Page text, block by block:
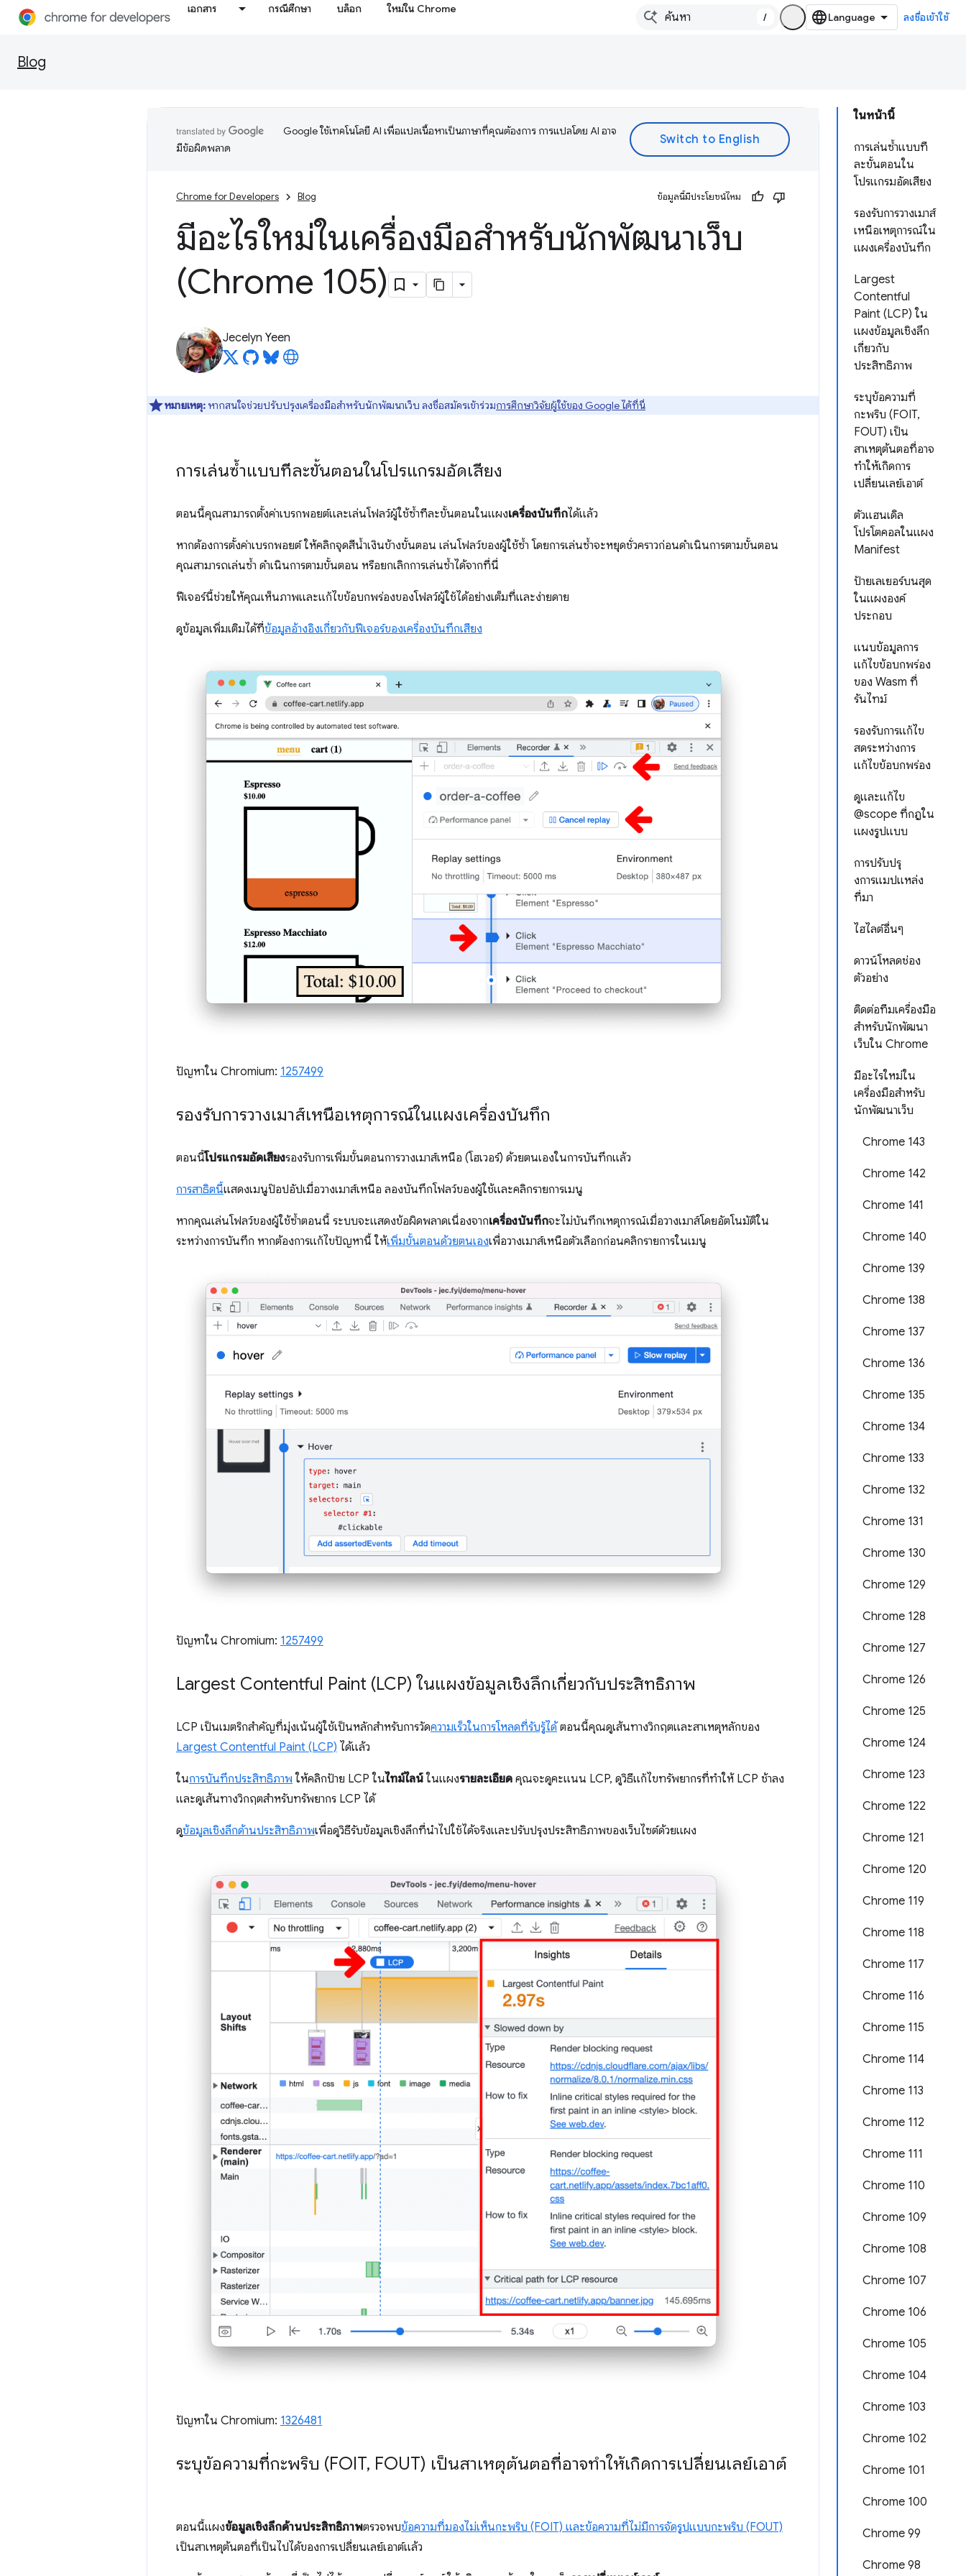
เอกสาร กรณีศึกษา บล็อก ใหม่ใน Chrome
/ ลงชื่อเข้าใช้
Blog
ในหน้านี้
การเล่นซ้ำแบบที
ละขั้นตอนใน
โปรแกรมอัดเสียง
รองรับการวางเมาส์
เหนือเหตุการณ์ใน
แผงเครื่องบันทึก
Largest
Contentful
Paint (LCP) ใน
แผงข้อมูลเชิงลึก
เกี่ยวกับ
ประสิทธิภาพ
ระบุข้อความที่
กะพริบ (FOIT,
FOUT) เป็น
สาเหตุต้นตอที่อาจ
ทำให้เกิดการ
เปลี่ยนเลย์เอาต์
ตัวแฮนเดิล
โปรโตคอลในแผง
Manifest
ป้ายเลเยอร์บนสุด
ในแผงองค์
ประกอบ
แนบข้อมูลการ
แก้ไขข้อบกพร่อง
ของ Wasm ที่
รันไทม์
รองรับการแก้ไข
สดระหว่างการ
แก้ไขข้อบกพร่อง
ดูและแก้ไข
@scope ที่กฎใน
แผงรูปแบบ
การปรับปรุ
งการแมปแหล่ง
ที่มา
ไฮไลต์อื่นๆ
ดาวน์โหลดช่อง
ตัวอย่าง
ติดต่อทีมเครื่องมือ
สำหรับนักพัฒนา
เว็บใน Chrome
มีอะไรใหม่ใน
เครื่องมือสำหรับ
นักพัฒนาเว็บ
Chrome 143
Chrome 142
Chrome 141
Chrome 140
Chrome 139
Chrome 138
Chrome 137
Chrome 136
Chrome 135
Chrome 134
Chrome 133
Chrome 132
Chrome 131
Chrome 130
Chrome 129
Chrome 128
Chrome 127
Chrome 126
Chrome 125
Chrome 124
Chrome 123
Chrome 122
Chrome 121
Chrome 120
Chrome 119
Chrome 118
Chrome 117
Chrome 116
Chrome 115
Chrome 114
Chrome 113
Chrome 112
Chrome 111
Chrome 110
Chrome 109
Chrome 108
Chrome 107
Chrome 106
Chrome 105
Chrome 104
Chrome 103
Chrome 102
Chrome 101
Chrome 100
Chrome 99
Chrome 98
Google ใช้เทคโนโลยี AI เพื่อแปลเนื้อหาเป็นภาษาที่คุณต้องการ การแปลโดย AI อาจ
มีข้อผิดพลาด
Chrome for Developers Blog ข้อมูลนี้มีประโยชน์ไหม
มีอะไรใหม่ในเครื่องมือสำหรับนักพัฒนาเว็บ
(Chrome 105)
Jecelyn Yeen
หมายเหตุ: หากสนใจช่วยปรับปรุงเครื่องมือสำหรับนักพัฒนาเว็บ ลงชื่อสมัครเข้าร่วมการศึกษาวิจัยผู้ใช้ของ Google ได้ที่นี่
การเล่นซ้ำแบบทีละขั้นตอนในโปรแกรมอัดเสียง
ตอนนี้คุณสามารถตั้งค่าเบรกพอยต์และเล่นโฟลว์ผู้ใช้ซ้ำทีละขั้นตอนในแผงเครื่องบันทึกได้แล้ว
หากต้องการตั้งค่าเบรกพอยต์ ให้คลิกจุดสีน้ำเงินข้างขั้นตอน เล่นโฟลว์ของผู้ใช้ซ้ำ โดยการเล่นซ้ำจะหยุดชั่วคราวก่อนดำเนินการตามขั้นตอน
คุณสามารถเล่นซ้ำ ดำเนินการตามขั้นตอน หรือยกเลิกการเล่นซ้ำได้จากที่นี่
ฟีเจอร์นี้ช่วยให้คุณเห็นภาพและแก้ไขข้อบกพร่องของโฟลว์ผู้ใช้ได้อย่างเต็มที่และง่ายดาย
ดูข้อมูลเพิ่มเติมได้ที่ข้อมูลอ้างอิงเกี่ยวกับฟีเจอร์ของเครื่องบันทึกเสียง
ปัญหาใน Chromium: 1257499
รองรับการวางเมาส์เหนือเหตุการณ์ในแผงเครื่องบันทึก
ตอนนี้โปรแกรมอัดเสียงรองรับการเพิ่มขั้นตอนการวางเมาส์เหนือ (โฮเวอร์) ด้วยตนเองในการบันทึกแล้ว
การสาธิตนี้แสดงเมนูป๊อปอัปเมื่อวางเมาส์เหนือ ลองบันทึกโฟลว์ของผู้ใช้และคลิกรายการเมนู
หากคุณเล่นโฟลว์ของผู้ใช้ซ้ำตอนนี้ ระบบจะแสดงข้อผิดพลาดเนื่องจากเครื่องบันทึกจะไม่บันทึกเหตุการณ์เมื่อวางเมาส์โดยอัตโนมัติใน
ระหว่างการบันทึก หากต้องการแก้ไขปัญหานี้ ให้เพิ่มขั้นตอนด้วยตนเองเพื่อวางเมาส์เหนือตัวเลือกก่อนคลิกรายการในเมนู
ปัญหาใน Chromium: 1257499
Largest Contentful Paint (LCP) ในแผงข้อมูลเชิงลึกเกี่ยวกับประสิทธิภาพ
LCP เป็นเมตริกสำคัญที่มุ่งเน้นผู้ใช้เป็นหลักสำหรับการวัดความเร็วในการโหลดที่รับรู้ได้ตอนนี้คุณดูเส้นทางวิกฤตและสาเหตุหลักของ
Largest Contentful Paint (LCP) ได้แล้ว
ในการบันทึกประสิทธิภาพ ให้คลิกป้าย LCP ในไทม์ไลน์ ในแผงรายละเอียด คุณจะดูคะแนน LCP, ดูวิธีแก้ไขทรัพยากรที่ทำให้ LCP ช้าลง
และดูเส้นทางวิกฤตสำหรับทรัพยากร LCP ได้
ดูข้อมูลเชิงลึกด้านประสิทธิภาพเพื่อดูวิธีรับข้อมูลเชิงลึกที่นําไปใช้ได้จริงและปรับปรุงประสิทธิภาพของเว็บไซต์ด้วยแผง
ปัญหาใน Chromium: 1326481
ระบุข้อความที่กะพริบ (FOIT, FOUT) เป็นสาเหตุต้นตอที่อาจทำให้เกิดการเปลี่ยนเลย์เอาต์
ตอนนี้แผงข้อมูลเชิงลึกด้านประสิทธิภาพตรวจพบข้อความที่มองไม่เห็นกะพริบ (FOIT) และข้อความที่ไม่มีการจัดรูปแบบกะพริบ (FOUT)
เป็นสาเหตุต้นตอที่เป็นไปได้ของการเปลี่ยนเลย์เอาต์แล้ว